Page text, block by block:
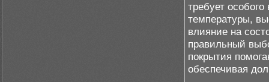
требует
температуры,
влияние на
правильный
покрытия
обеспечивая